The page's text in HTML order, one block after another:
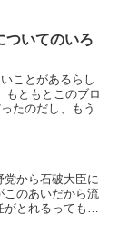
ついてのいろ
ことがあるらし
もともとこのブロ
たのだし、もうい
から石破大臣に
このあいだから流
とれるってもん